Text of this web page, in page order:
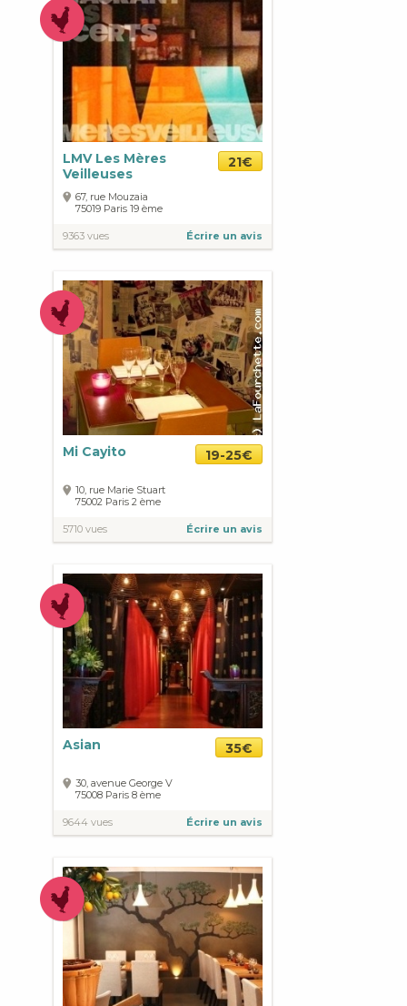
LMV Les Mères
Veilleuses
21€
67, rue Mouzaia
75019 Paris 19 ème
9363 vues Écrire un avis
Mi Cayito 19-25€
10, rue Marie Stuart
75002 Paris 2 ème
5710 vues Écrire un avis
Asian 35€
30, avenue George V
75008 Paris 8 ème
9644 vues Écrire un avis